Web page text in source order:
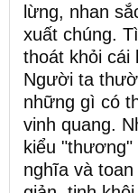
lừng, nhan
xuất chúng.
thoát khỏi cái
Người ta
những gì có
vinh quang.
kiểu "thương"
nghĩa và